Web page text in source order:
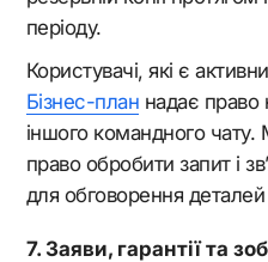
періоду.
Користувачі, які є
Бізнес-план надає право
іншого командного
право обробити запит і
для обговорення
Заяви, гарантії та